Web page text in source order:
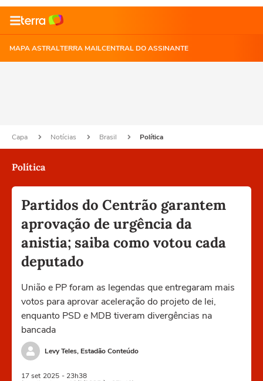
MAPA ASTRALTERRA MAILCENTRAL DO ASSINANTE
Capa Notícias Brasil Política
Política
Partidos do Centrão garantem
aprovação de urgência da
anistia; saiba como votou cada
deputado
União e PP foram as legendas que entregaram mais
votos para aprovar aceleração do projeto de lei,
enquanto PSD e MDB tiveram divergências na
bancada
Levy Teles, Estadão Conteúdo
17 set 2025 - 23h38